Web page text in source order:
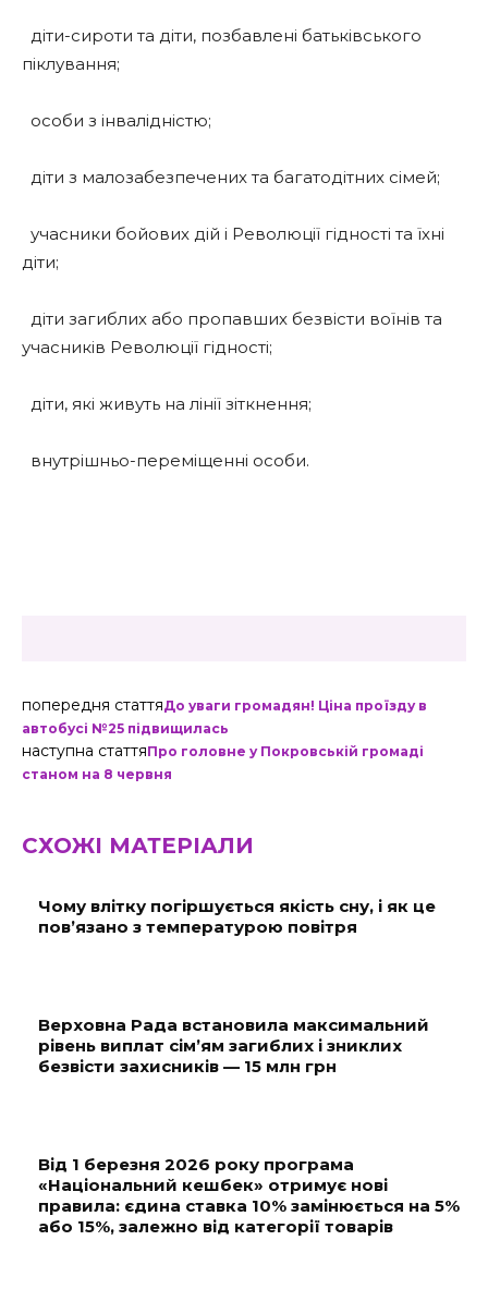
діти-сироти та діти, позбавлені батьківського
піклування;
особи з інвалідністю;
діти з малозабезпечених та багатодітних сімей;
учасники бойових дій і Революції гідності та їхні
діти;
діти загиблих або пропавших безвісти воїнів та
учасників Революції гідності;
діти, які живуть на лінії зіткнення;
внутрішньо-переміщенні особи.
попередня статтяДо уваги громадян! Ціна проїзду в
автобусі №25 підвищилась
наступна статтяПро головне у Покровській громаді
станом на 8 червня
СХОЖІ МАТЕРІАЛИ
Чому влітку погіршується якість сну, і як це
пов’язано з температурою повітря
Верховна Рада встановила максимальний
рівень виплат сім’ям загиблих і зниклих
безвісти захисників — 15 млн грн
Від 1 березня 2026 року програма
«Національний кешбек» отримує нові
правила: єдина ставка 10% замінюється на 5%
або 15%, залежно від категорії товарів